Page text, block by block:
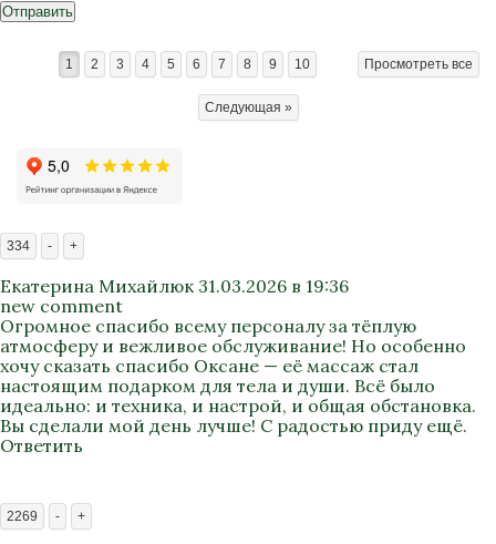
Отправить
Просмотреть все
1 2 3 4 5 6 7 8 9 10
Следующая »
334 - +
Екатерина Михайлюк 31.03.2026 в 19:36
new comment
Огромное спасибо всему персоналу за тёплую
атмосферу и вежливое обслуживание! Но особенно
хочу сказать спасибо Оксане — её массаж стал
настоящим подарком для тела и души. Всё было
идеально: и техника, и настрой, и общая обстановка.
Вы сделали мой день лучше! С радостью приду ещё.
Ответить
2269 - +